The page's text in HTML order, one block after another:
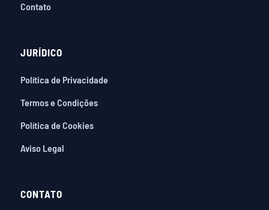
Contato
JURÍDICO
Política de Privacidade
Termos e Condições
Política de Cookies
Aviso Legal
CONTATO